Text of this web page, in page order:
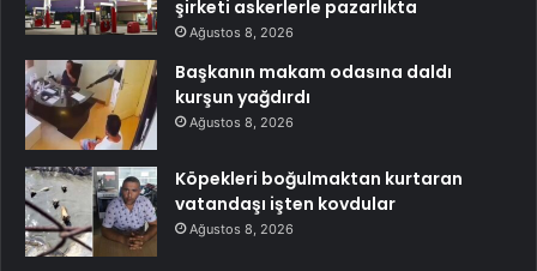
şirketi askerlerle pazarlıkta
Ağustos 8, 2026
Başkanın makam odasına daldı
kurşun yağdırdı
Ağustos 8, 2026
Köpekleri boğulmaktan kurtaran
vatandaşı işten kovdular
Ağustos 8, 2026